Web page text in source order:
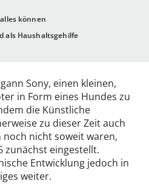
können
als Haushaltsgehilfe
Sony, einen kleinen,
in Form eines Hundes zu
die Künstliche
zu dieser Zeit auch
nicht soweit waren,
zunächst eingestellt.
Entwicklung jedoch in
weiter.